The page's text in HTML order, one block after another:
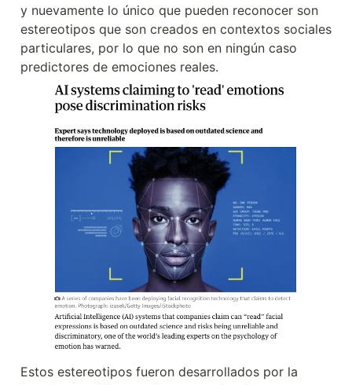
y nuevamente lo único que pueden reconocer son
estereotipos que son creados en contextos sociales
particulares, por lo que no son en ningún caso
predictores de emociones reales.
Estos estereotipos fueron desarrollados por la